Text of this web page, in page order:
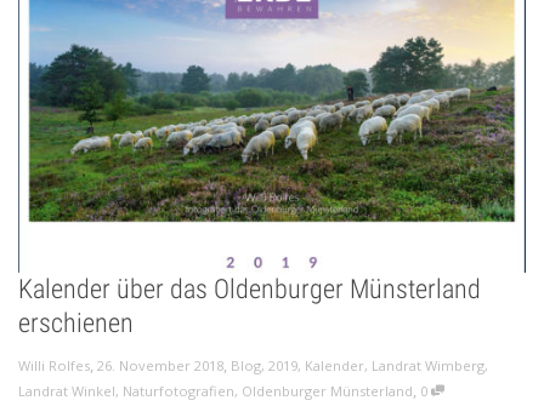
Kalender über das Oldenburger Münsterland
erschienen
Willi Rolfes, 26. November 2018, Blog, 2019, Kalender, Landrat Wimberg,
Landrat Winkel, Naturfotografien, Oldenburger Münsterland, 0